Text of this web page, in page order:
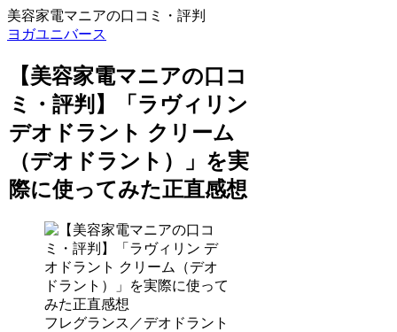
美容家電マニアの口コミ・評判
ヨガユニバース
【美容家電マニアの口コ
ミ・評判】「ラヴィリン
デオドラント クリーム
（デオドラント）」を実
際に使ってみた正直感想
フレグランス／デオドラント